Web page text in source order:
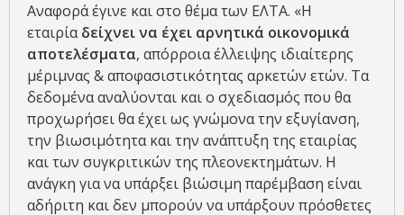
Αναφορά έγινε και στο θέμα των ΕΛΤΑ. «Η
εταιρίαδείχνει να έχει αρνητικά οικονομικά
αποτελέσματα, απόρροια έλλειψης ιδιαίτερης
μέριμνας & αποφασιστικότητας αρκετών ετών. Τα
δεδομένα αναλύονται και ο σχεδιασμός που θα
προχωρήσει θα έχει ως γνώμονα την εξυγίανση,
την βιωσιμότητα και την ανάπτυξη της εταιρίας
και των συγκριτικών της πλεονεκτημάτων. Η
ανάγκη για να υπάρξει βιώσιμη παρέμβαση είναι
αδήριτη και δεν μπορούν να υπάρξουν πρόσθετες